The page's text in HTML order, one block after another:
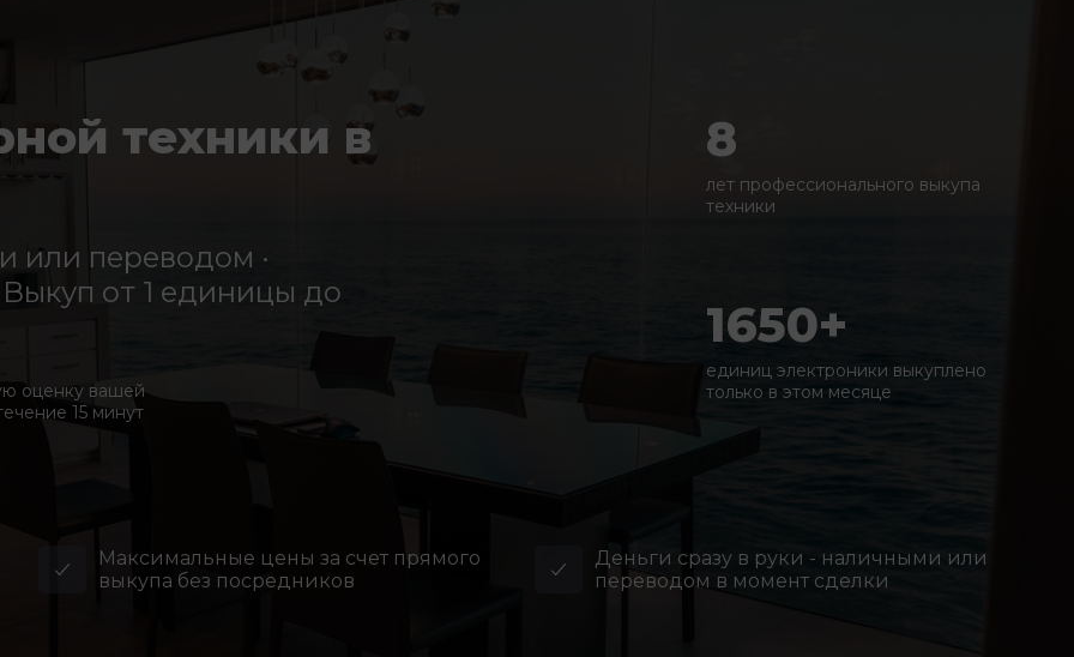
техники в
или переводом ·
от 1 единицы до
оценку вашей
15 минут
8
лет профессионального выкупа
техники
1650+
единиц электроники выкуплено
только в этом месяце
Максимальные цены за счет прямого
выкупа без посредников
Деньги сразу в руки - наличными или
переводом в момент сделки